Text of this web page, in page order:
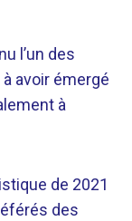
l’un des
avoir émergé
à
de 2021
des